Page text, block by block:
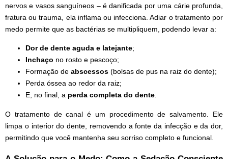
nervos e vasos sanguíneos – é danificada por uma cárie profunda,
fratura ou trauma, ela inflama ou infecciona. Adiar o tratamento por
medo permite que as bactérias se multipliquem, podendo levar a:
Dor de dente aguda e latejante;
Inchaço no rosto e pescoço;
Formação de abscessos (bolsas de pus na raiz do dente);
Perda óssea ao redor da raiz;
E, no final, a perda completa do dente.
O tratamento de canal é um procedimento de salvamento. Ele
limpa o interior do dente, removendo a fonte da infecção e da dor,
permitindo que você mantenha seu sorriso completo e funcional.